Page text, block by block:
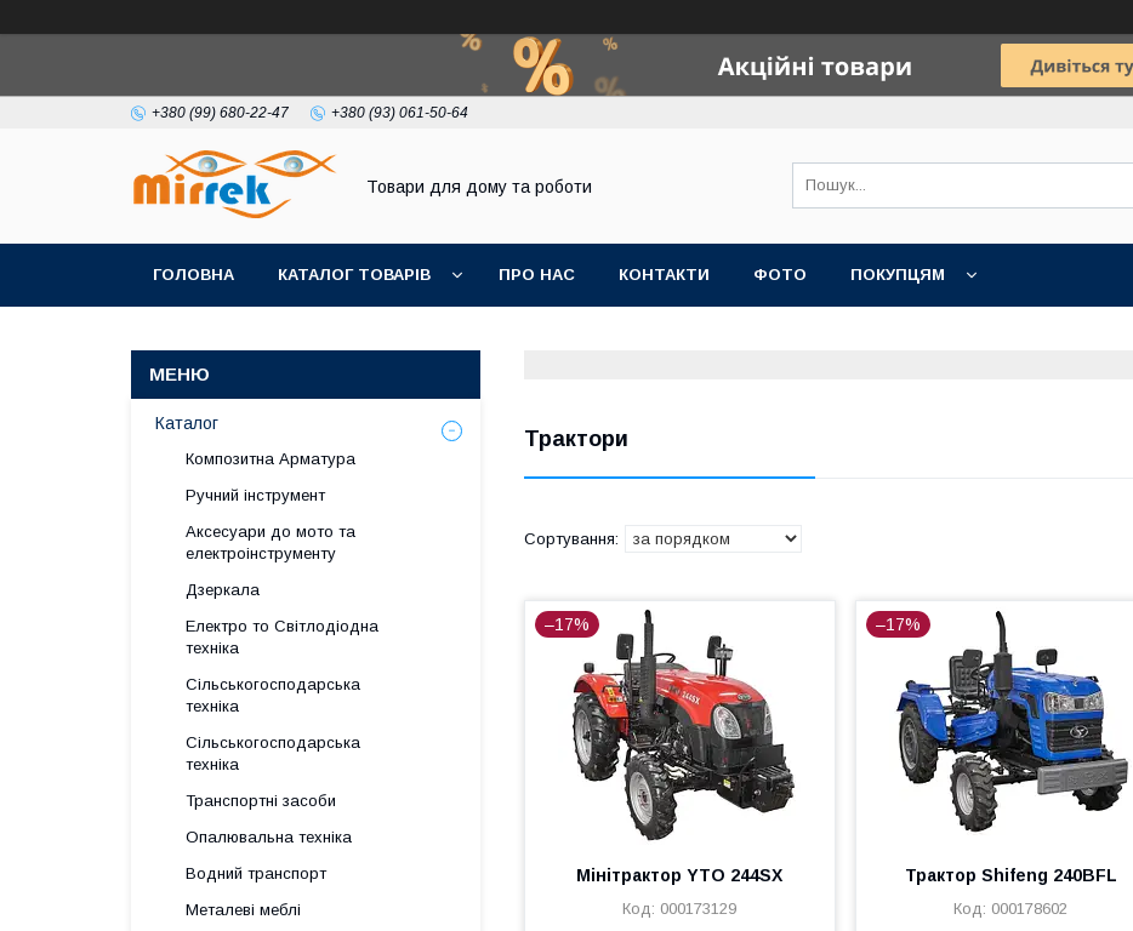
+380 (99) 680-22-47 +380 (93) 061-50-64
Товари для дому та роботи
ГОЛОВНА КАТАЛОГ ТОВАРІВ ПРО НАС КОНТАКТИ ФОТО ПОКУПЦЯМ
Трактори
–17%
Мінітрактор YTO 244SX
000173129
–17%
Трактор Shifeng 240BFL
000178602
Каталог
Композитна Арматура
Ручний інструмент
Аксесуари до мото та
електроінструменту
Дзеркала
Електро то Світлодіодна
техніка
Сільськогосподарська
техніка
Сільськогосподарська
техніка
Транспортні засоби
Опалювальна техніка
Водний транспорт
Металеві меблі